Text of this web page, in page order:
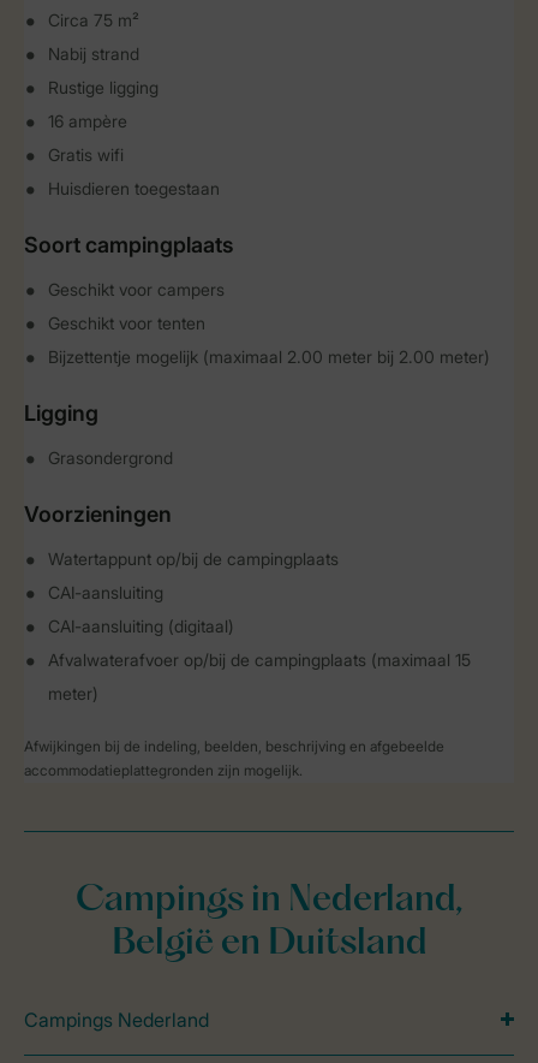
Circa 75 m²
Nabij strand
Rustige ligging
16 ampère
Gratis wifi
Huisdieren toegestaan
Soort campingplaats
Geschikt voor campers
Geschikt voor tenten
Bijzettentje mogelijk (maximaal 2.00 meter bij 2.00 meter)
Ligging
Grasondergrond
Voorzieningen
Watertappunt op/bij de campingplaats
CAI-aansluiting
CAI-aansluiting (digitaal)
Afvalwaterafvoer op/bij de campingplaats (maximaal 15
meter)
Afwijkingen bij de indeling, beelden, beschrijving en afgebeelde
accommodatieplattegronden zijn mogelijk.
Campings in Nederland,
België en Duitsland
Campings Nederland